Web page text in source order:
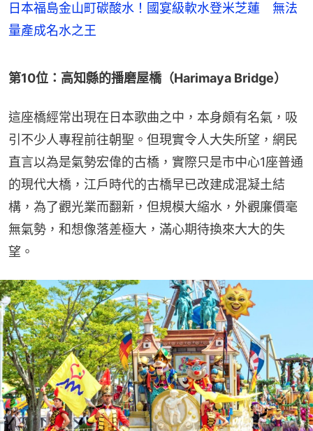
日本福島金山町碳酸水！國宴級軟水登米芝蓮 無法
量產成名水之王
第10位：高知縣的播磨屋橋（Harimaya Bridge）
這座橋經常出現在日本歌曲之中，本身頗有名氣，吸
引不少人專程前往朝聖。但現實令人大失所望，網民
直言以為是氣勢宏偉的古橋，實際只是市中心1座普通
的現代大橋，江戶時代的古橋早已改建成混凝土結
構，為了觀光業而翻新，但規模大縮水，外觀廉價毫
無氣勢，和想像落差極大，滿心期待換來大大的失
望。